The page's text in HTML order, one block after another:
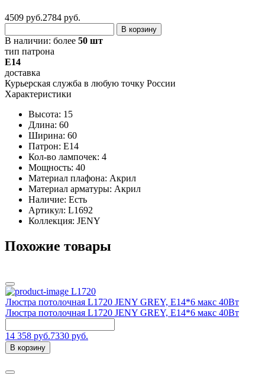
4509 руб.2784 руб.
В корзину
В наличии: более 50 шт
тип патрона
E14
доставка
Курьерская служба в любую точку России
Характеристики
Высота: 15
Длина: 60
Ширина: 60
Патрон: E14
Кол-во лампочек: 4
Мощность: 40
Материал плафона: Акрил
Материал арматуры: Акрил
Наличие: Есть
Артикул: L1692
Коллекция: JENY
Похожие товары
L1720
Люстра потолочная L1720 JENY GREY, E14*6 макс 40Вт
Люстра потолочная L1720 JENY GREY, E14*6 макс 40Вт
14 358 руб.7330 руб.
В корзину